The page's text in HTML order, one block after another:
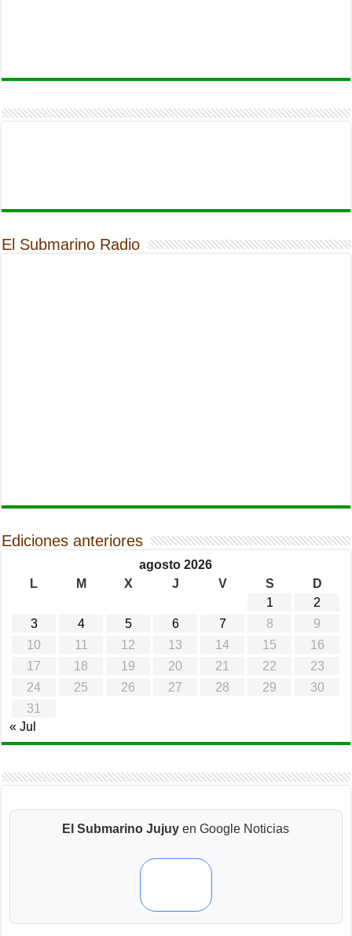
El Submarino Radio
Ediciones anteriores
agosto 2026
L
M X J V S
D
1
2
3
4 5 6 7 8
9
10
11 12 13 14 15
16
17
18 19 20 21 22
23
24
25 26 27 28 29
30
31
« Jul
El Submarino Jujuy en Google Noticias